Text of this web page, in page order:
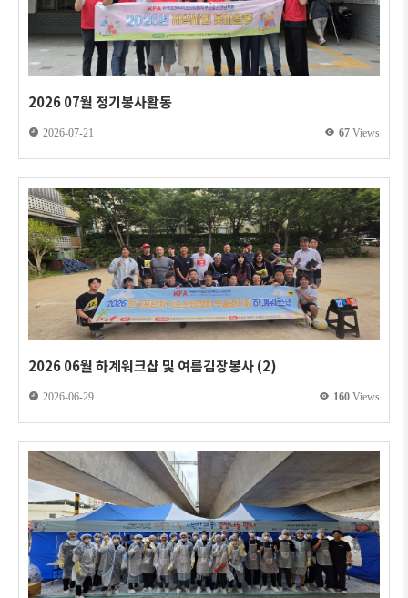
2026 07월 정기봉사활동
2026-07-21 67 Views
2026 06월 하계워크샵 및 여름김장봉사 (2)
2026-06-29 160 Views